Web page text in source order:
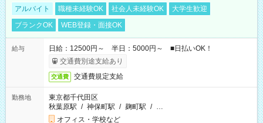
アルバイト 職種未経験OK 社会人未経験OK
大学生歓迎
ブランクOK
WEB登録・面接OK
給与
日給：12500円～ 半日：5000円～ ■日払いOK！
交通費別途支給あり
交通費 交通費規定支給
勤務地
東京都千代田区
秋葉原駅 / 神保町駅 / 麹町駅 / …
オフィス・学校など